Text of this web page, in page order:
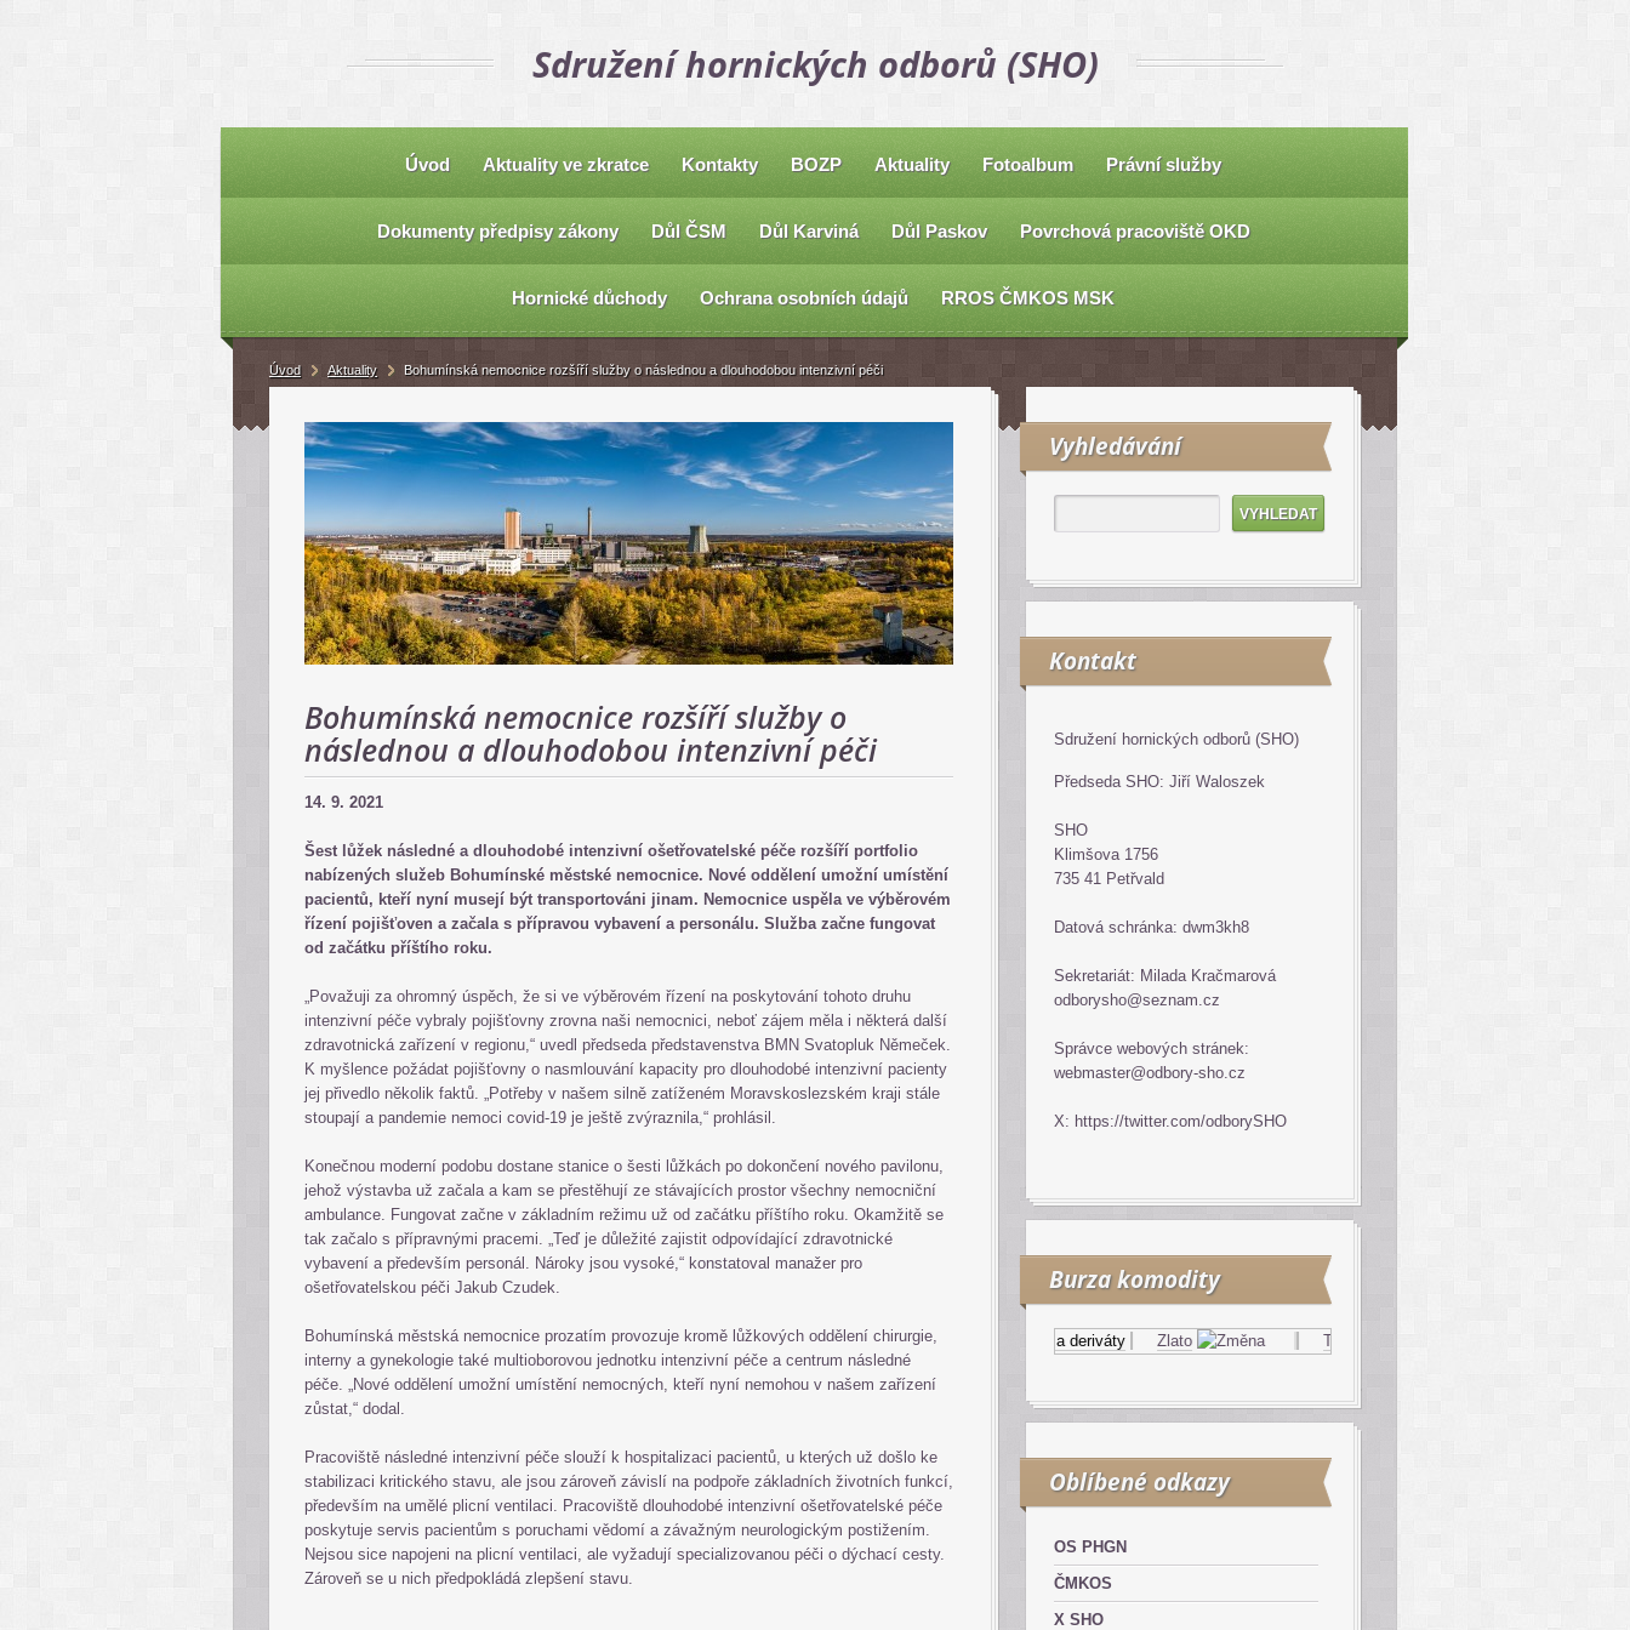
Sdružení hornických odborů (SHO)
Úvod Aktuality ve zkratce Kontakty BOZP Aktuality Fotoalbum Právní služby
Dokumenty předpisy zákony Důl ČSM Důl Karviná Důl Paskov Povrchová pracoviště OKD
Hornické důchody Ochrana osobních údajů RROS ČMKOS MSK
Bohumínská nemocnice rozšíří služby o
následnou a dlouhodobou intenzivní péči
14. 9. 2021
Šest lůžek následné a dlouhodobé intenzivní ošetřovatelské péče rozšíří portfolio
nabízených služeb Bohumínské městské nemocnice. Nové oddělení umožní umístění
pacientů, kteří nyní musejí být transportováni jinam. Nemocnice uspěla ve výběrovém
řízení pojišťoven a začala s přípravou vybavení a personálu. Služba začne fungovat
od začátku příštího roku.
„Považuji za ohromný úspěch, že si ve výběrovém řízení na poskytování tohoto druhu
intenzivní péče vybraly pojišťovny zrovna naši nemocnici, neboť zájem měla i některá další
zdravotnická zařízení v regionu,“ uvedl předseda představenstva BMN Svatopluk Němeček.
K myšlence požádat pojišťovny o nasmlouvání kapacity pro dlouhodobé intenzivní pacienty
jej přivedlo několik faktů. „Potřeby v našem silně zatíženém Moravskoslezském kraji stále
stoupají a pandemie nemoci covid-19 je ještě zvýraznila,“ prohlásil.
Konečnou moderní podobu dostane stanice o šesti lůžkách po dokončení nového pavilonu,
jehož výstavba už začala a kam se přestěhují ze stávajících prostor všechny nemocniční
ambulance. Fungovat začne v základním režimu už od začátku příštího roku. Okamžitě se
tak začalo s přípravnými pracemi. „Teď je důležité zajistit odpovídající zdravotnické
vybavení a především personál. Nároky jsou vysoké,“ konstatoval manažer pro
ošetřovatelskou péči Jakub Czudek.
Bohumínská městská nemocnice prozatím provozuje kromě lůžkových oddělení chirurgie,
interny a gynekologie také multioborovou jednotku intenzivní péče a centrum následné
péče. „Nové oddělení umožní umístění nemocných, kteří nyní nemohou v našem zařízení
zůstat,“ dodal.
Pracoviště následné intenzivní péče slouží k hospitalizaci pacientů, u kterých už došlo ke
stabilizaci kritického stavu, ale jsou zároveň závislí na podpoře základních životních funkcí,
především na umělé plicní ventilaci. Pracoviště dlouhodobé intenzivní ošetřovatelské péče
poskytuje servis pacientům s poruchami vědomí a závažným neurologickým postižením.
Nejsou sice napojeni na plicní ventilaci, ale vyžadují specializovanou péči o dýchací cesty.
Zároveň se u nich předpokládá zlepšení stavu.
Vyhledávání
Kontakt
Sdružení hornických odborů (SHO)
Předseda SHO: Jiří Waloszek
SHO
Klimšova 1756
735 41 Petřvald
Datová schránka: dwm3kh8
Sekretariát: Milada Kračmarová
odborysho@seznam.cz
Správce webových stránek:
webmaster@odbory-sho.cz
X: https://twitter.com/odborySHO
Burza komodity
Kurzy.cz Komodity a deriváty Zlato Topný olej
Oblíbené odkazy
OS PHGN
ČMKOS
X SHO
Úvod Aktuality Bohumínská nemocnice rozšíří služby o následnou a dlouhodobou intenzivní péči